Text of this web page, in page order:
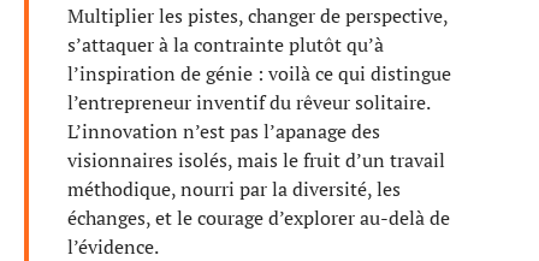
Multiplier les pistes, changer de perspective,
s’attaquer à la contrainte plutôt qu’à
l’inspiration de génie : voilà ce qui distingue
l’entrepreneur inventif du rêveur solitaire.
L’innovation n’est pas l’apanage des
visionnaires isolés, mais le fruit d’un travail
méthodique, nourri par la diversité, les
échanges, et le courage d’explorer au-delà de
l’évidence.